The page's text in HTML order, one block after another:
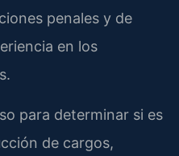
penales y de
en los
para determinar si es
de cargos,